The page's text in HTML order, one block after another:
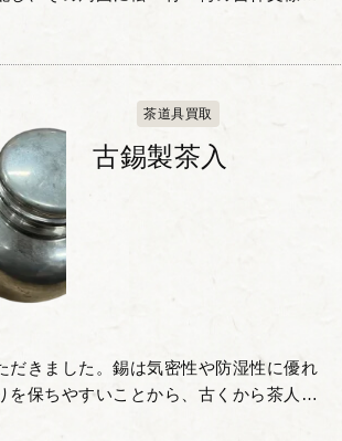
茶道具買取
古錫製茶入
だきました。錫は気密性や防湿性に優れ
を保ちやすいことから、古くから茶人の